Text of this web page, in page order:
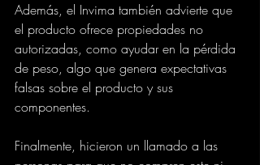
Además, el Invima también advierte que
el producto ofrece propiedades no
autorizadas, como ayudar en la pérdida
de peso, algo que genera expectativas
falsas sobre el producto y sus
componentes.
Finalmente, hicieron un llamado a las